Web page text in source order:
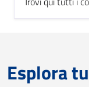
Esplora